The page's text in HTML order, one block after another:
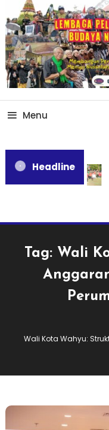
Menu
Headline
Tag: Wali
Wali Kota Wahyu: